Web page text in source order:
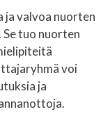
ja valvoa nuorten
tuo nuorten
voi
ja